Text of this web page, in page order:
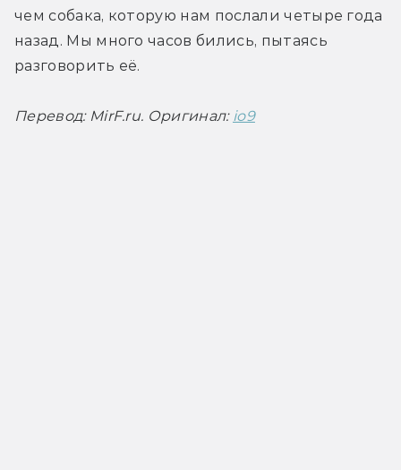
чем собака, которую нам послали четыре года
назад. Мы много часов бились, пытаясь
разговорить её.
Перевод: MirF.ru. Оригинал: io9